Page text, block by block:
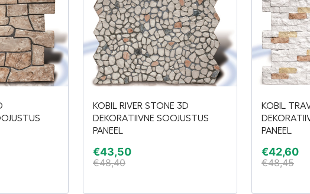
KOBIL RIVER STONE 3D
DEKORATIIVNE SOOJUSTUS
PANEEL
€43,50
€48,40
KOBIL
PANEEL
€42,60
€48,45